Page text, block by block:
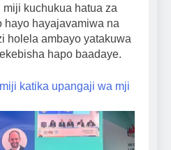
kuchukua hatua za
hayo hayajavamiwa na
holela ambayo yatakuwa
hapo baadaye.
katika upangaji wa mji